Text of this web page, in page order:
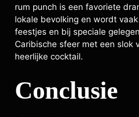
rum punch is een favoriete
lokale bevolking en wordt
feestjes en bij speciale
Caribische sfeer met een slok
heerlijke cocktail.
Conclusie